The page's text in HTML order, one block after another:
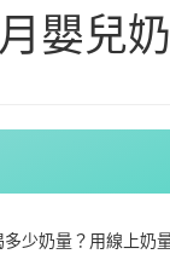
嬰兒
少奶量？用線上